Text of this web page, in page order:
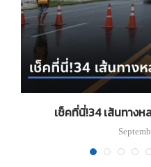
เช็คที่นี่!34 เส้นทาง